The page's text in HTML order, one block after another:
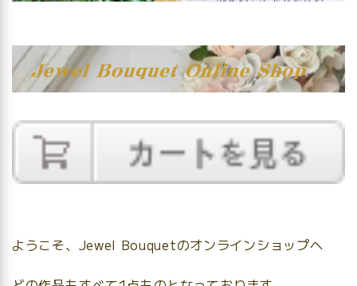
ようこそ、Jewel Bouquetのオンラインショップへ